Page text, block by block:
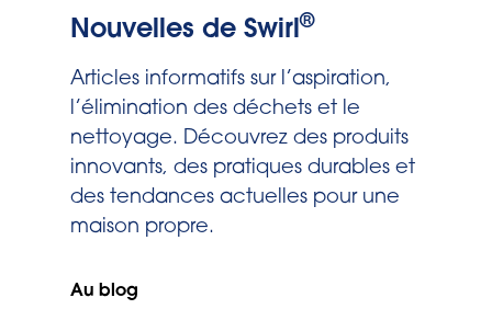
Nouvelles de Swirl®
Articles informatifs sur l’aspiration,
l’élimination des déchets et le
nettoyage. Découvrez des produits
innovants, des pratiques durables et
des tendances actuelles pour une
maison propre.
Au blog